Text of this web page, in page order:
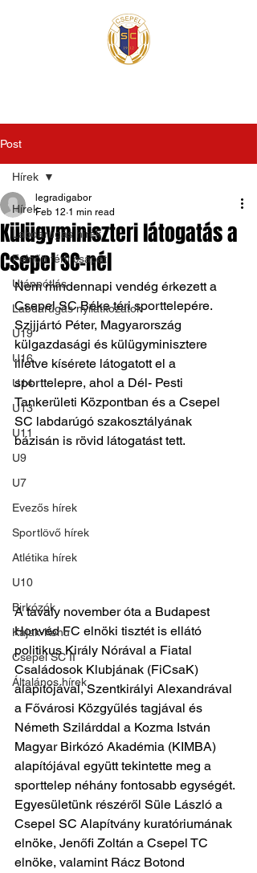
Post
Hírek
Labdarúgás hírek
Felnőtt férfi csapat
Utánpótlás
Labdarúgás nyilatkozatok
U19
U16
U14
U13
U11
U9
U7
Evezős hírek
Sportlövő hírek
Atlétika hírek
U10
Birkózók
Kajak-Kenu
Csepel SC II
Általános hírek
Hírek
Külügyminiszteri látogatás a
Csepel SC-nél
legradigabor
Feb 12 1 min read
Nem mindennapi vendég érkezett a
Csepel SC Béke téri sporttelepére.
Szijjártó Péter, Magyarország
külgazdasági és külügyminisztere
illetve kísérete látogatott el a
sporttelepre, ahol a Dél- Pesti
Tankerületi Központban és a Csepel
SC labdarúgó szakosztályának
bázisán is rövid látogatást tett.
A tavaly november óta a Budapest
Honvéd FC elnöki tisztét is ellátó
politikus Király Nórával a Fiatal
Családosok Klubjának (FiCsaK)
alapítójával, Szentkirályi Alexandrával
a Fővárosi Közgyűlés tagjával és
Németh Szilárddal a Kozma István
Magyar Birkózó Akadémia (KIMBA)
alapítójával együtt tekintette meg a
sporttelep néhány fontosabb egységét.
Egyesületünk részéről Süle László a
Csepel SC Alapítvány kuratóriumának
elnöke, Jenőfi Zoltán a Csepel TC
elnöke, valamint Rácz Botond